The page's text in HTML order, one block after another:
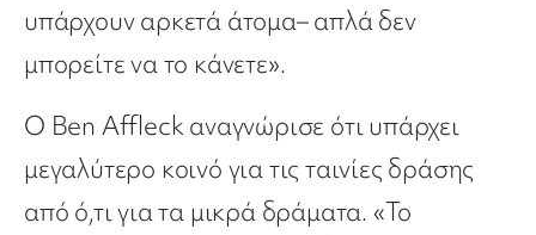
υπάρχουν αρκετά άτομα– απλά δεν
μπορείτε να το κάνετε».
Ο Ben Affleck αναγνώρισε ότι υπάρχει
μεγαλύτερο κοινό για τις ταινίες δράσης
από ό,τι για τα μικρά δράματα. «Το